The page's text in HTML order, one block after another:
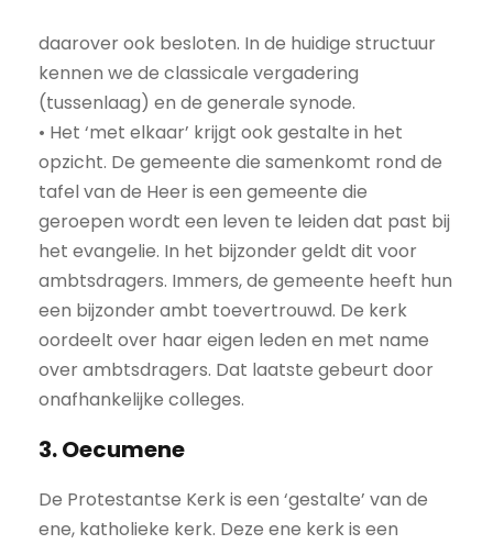
daarover ook besloten. In de huidige structuur
kennen we de classicale vergadering
(tussenlaag) en de generale synode.
• Het ‘met elkaar’ krijgt ook gestalte in het
opzicht. De gemeente die samenkomt rond de
tafel van de Heer is een gemeente die
geroepen wordt een leven te leiden dat past bij
het evangelie. In het bijzonder geldt dit voor
ambtsdragers. Immers, de gemeente heeft hun
een bijzonder ambt toevertrouwd. De kerk
oordeelt over haar eigen leden en met name
over ambtsdragers. Dat laatste gebeurt door
onafhankelijke colleges.
3. Oecumene
De Protestantse Kerk is een ‘gestalte’ van de
ene, katholieke kerk. Deze ene kerk is een